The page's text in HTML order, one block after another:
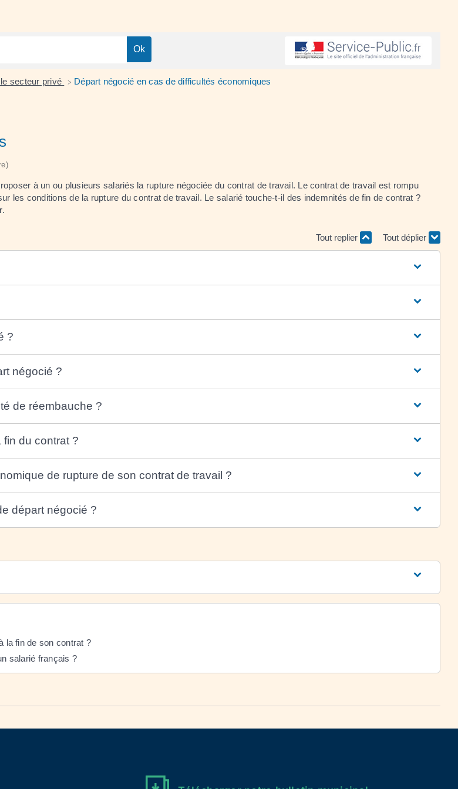
secteur privé > Départ négocié en cas de difficultés économiques
à un ou plusieurs salariés la rupture négociée du contrat de travail. Le contrat de travail est rompu
les conditions de la rupture du contrat de travail. Le salarié touche-t-il des indemnités de fin de contrat ?
Tout replier Tout déplier
?
négocié ?
de réembauche ?
du contrat ?
de rupture de son contrat de travail ?
départ négocié ?
la fin de son contrat ?
salarié français ?